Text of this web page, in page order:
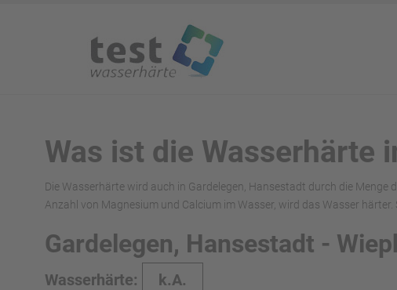
Was ist die Wasserhärte
Die Wasserhärte wird auch in Gardelegen, Hansestadt durch die
Anzahl von Magnesium und Calcium im Wasser, wird das Wasser
Gardelegen, Hansestadt -
Wasserhärte: k.A.